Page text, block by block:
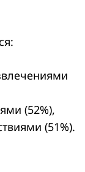
(52%),
(51%).